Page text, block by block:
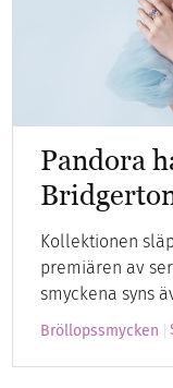
Pandora
Kollektionen
premiären av
smyckena syns
Bröllopssmycken